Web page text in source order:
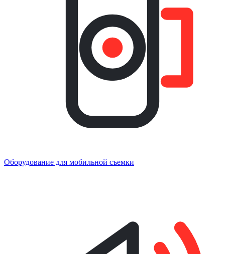
Оборудование для мобильной съемки